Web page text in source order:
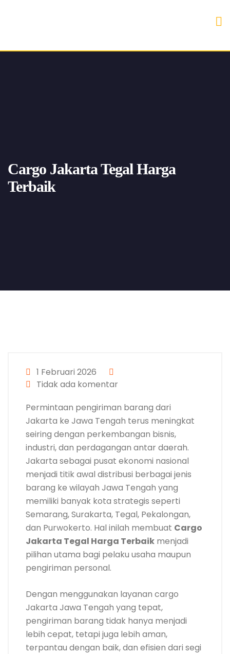
Cargo Jakarta Tegal Harga
Terbaik
1 Februari 2026
Tidak ada komentar
Permintaan pengiriman barang dari
Jakarta ke Jawa Tengah terus meningkat
seiring dengan perkembangan bisnis,
industri, dan perdagangan antar daerah.
Jakarta sebagai pusat ekonomi nasional
menjadi titik awal distribusi berbagai jenis
barang ke wilayah Jawa Tengah yang
memiliki banyak kota strategis seperti
Semarang, Surakarta, Tegal, Pekalongan,
dan Purwokerto. Hal inilah membuat Cargo
Jakarta Tegal Harga Terbaik menjadi
pilihan utama bagi pelaku usaha maupun
pengiriman personal.
Dengan menggunakan layanan cargo
Jakarta Jawa Tengah yang tepat,
pengiriman barang tidak hanya menjadi
lebih cepat, tetapi juga lebih aman,
terpantau dengan baik, dan efisien dari segi